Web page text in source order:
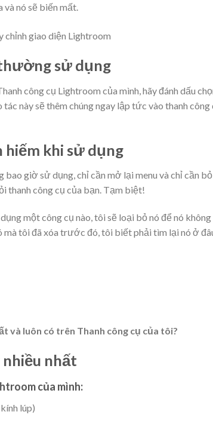
và nó sẽ biến mất.
sử dụng
công cụ Lightroom của mình, hãy đánh dấu
này sẽ thêm chúng ngay lập tức vào thanh công
hiếm khi sử dụng
giờ sử dụng, chỉ cần mở lại menu và chỉ cần bỏ
thanh công cụ của bạn. Tạm biệt!
một công cụ nào, tôi sẽ loại bỏ nó để nó không
mà tôi đã xóa trước đó, tôi biết phải tìm lại nó ở
và luôn có trên Thanh công cụ của tôi?
nhất
của mình:
lúp)